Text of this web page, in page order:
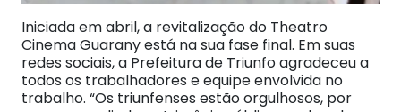
Iniciada em abril, a revitalização do Theatro
Cinema Guarany está na sua fase final. Em suas
redes sociais, a Prefeitura de Triunfo agradeceu a
todos os trabalhadores e equipe envolvida no
trabalho. “Os triunfenses estão orgulhosos, por